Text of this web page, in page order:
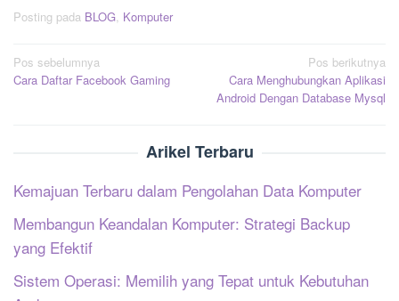
Posting pada BLOG, Komputer
Navigasi
pos
Pos sebelumnya
Cara Daftar Facebook Gaming
Pos berikutnya
Cara Menghubungkan Aplikasi
Android Dengan Database Mysql
Arikel Terbaru
Kemajuan Terbaru dalam Pengolahan Data Komputer
Membangun Keandalan Komputer: Strategi Backup
yang Efektif
Sistem Operasi: Memilih yang Tepat untuk Kebutuhan